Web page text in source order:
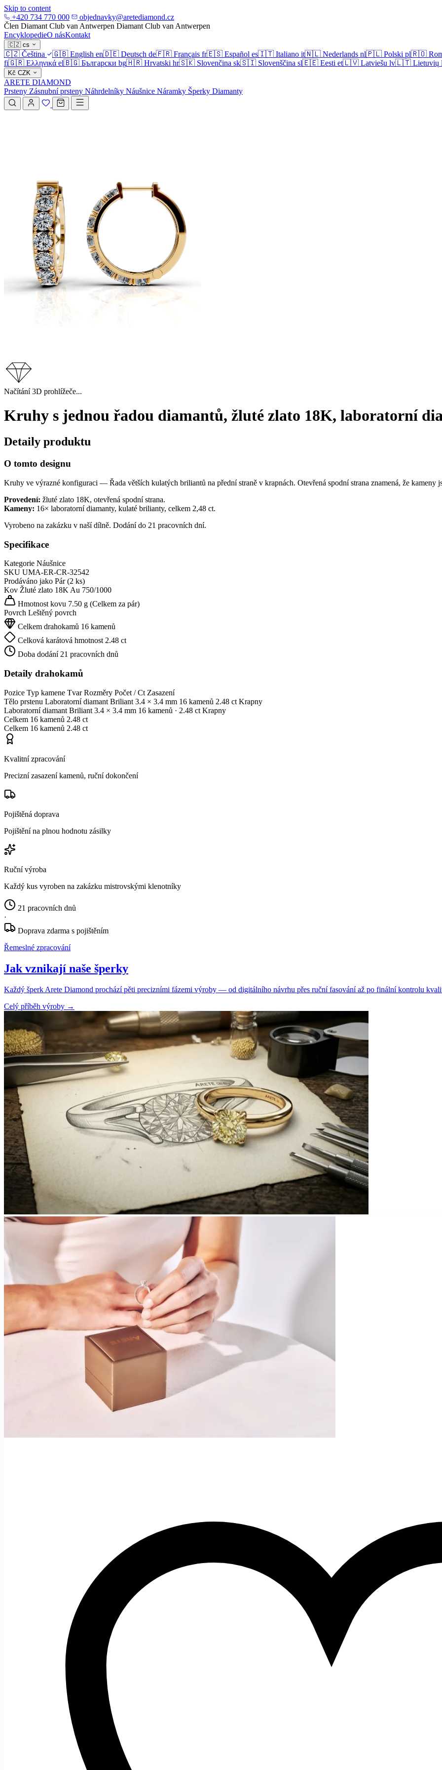
Skip to content
+420 734 770 000
objednavky@aretediamond.cz
Člen Diamant Club van Antwerpen Diamant Club van Antwerpen
EncyklopedieO násKontakt
🇨🇿 cs
🇨🇿 Čeština 🇬🇧 English en🇩🇪 Deutsch de🇫🇷 Français fr🇪🇸 Español es🇮🇹 Italiano it🇳🇱 Nederlands nl🇵🇱 Polski pl🇷🇴
fi🇬🇷 Ελληνικά el🇧🇬 Български bg🇭🇷 Hrvatski hr🇸🇰 Slovenčina sk🇸🇮 Slovenščina sl🇪🇪 Eesti et🇱🇻 Latviešu lv🇱🇹 Lietuvių
Kč CZK
ARETE DIAMOND
Prsteny Zásnubní prsteny Náhrdelníky Náušnice Náramky Šperky Diamanty
Načítání 3D prohlížeče...
Kruhy s jednou řadou diamantů, žluté zlato 18K, laboratorní
Detaily produktu
O tomto designu
Kruhy ve výrazné konfiguraci — Řada větších kulatých briliantů na přední straně v krapnách. Otevřená spodní strana znamená, že kameny
Provedení: žluté zlato 18K, otevřená spodní strana.
Kameny: 16× laboratorní diamanty, kulaté brilianty, celkem 2,48 ct.
Vyrobeno na zakázku v naší dílně. Dodání do 21 pracovních dní.
Specifikace
Kategorie Náušnice
SKU UMA-ER-CR-32542
Prodáváno jako Pár (2 ks)
Kov Žluté zlato 18KAu 750/1000
Hmotnost kovu 7.50 g (Celkem za pár)
Povrch Leštěný povrch
Celkem drahokamů 16 kamenů
Celková karátová hmotnost 2.48 ct
Doba dodání 21 pracovních dnů
Detaily drahokamů
Pozice Typ kamene Tvar Rozměry Počet / Ct Zasazení
Tělo prstenu Laboratorní diamant Briliant 3.4 × 3.4 mm 16 kamenů 2.48 ct Krapny
Laboratorní diamant Briliant 3.4 × 3.4 mm 16 kamenů · 2.48 ct Krapny
Celkem 16 kamenů 2.48 ct
Celkem 16 kamenů 2.48 ct
Kvalitní zpracování
Precizní zasazení kamenů, ruční dokončení
Pojištěná doprava
Pojištění na plnou hodnotu zásilky
Ruční výroba
Každý kus vyroben na zakázku mistrovskými klenotníky
21 pracovních dnů
·
Doprava zdarma s pojištěním
Řemeslné zpracování
Jak vznikají naše šperky
Každý šperk Arete Diamond prochází pěti precizními fázemi výroby — od digitálního návrhu přes ruční fasování až po finální kontrolu
Celý příběh výroby →